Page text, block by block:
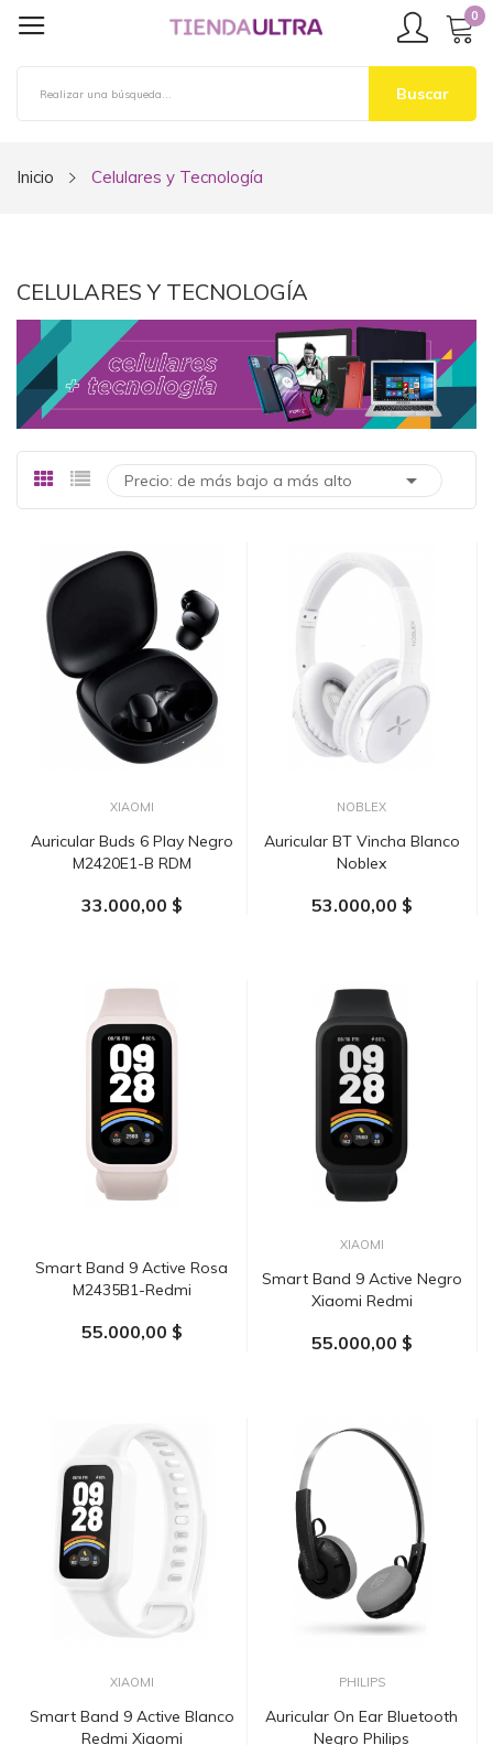
0
Buscar
Inicio Celulares y Tecnología
CELULARES Y TECNOLOGÍA
Precio: de más bajo a más alto 
XIAOMI
Auricular Buds 6 Play Negro
M2420E1-B RDM
33.000,00 $
NOBLEX
Auricular BT Vincha Blanco
Noblex
53.000,00 $
Smart Band 9 Active Rosa
M2435B1-Redmi
55.000,00 $
XIAOMI
Smart Band 9 Active Negro
Xiaomi Redmi
55.000,00 $
XIAOMI
Smart Band 9 Active Blanco
Redmi Xiaomi
PHILIPS
Auricular On Ear Bluetooth
Negro Philips